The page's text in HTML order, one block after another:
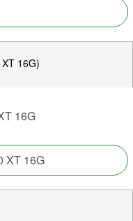
16G)
16G
XT 16G